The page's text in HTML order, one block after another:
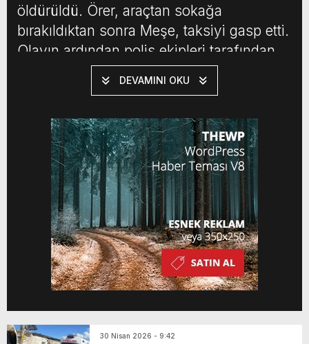
öldürüldü. Örer, araçtan sokağa
bırakıldıktan sonra Meşe, taksiyi gasp etti.
Olayın ardından polis ekipleri tarafından
yakalanan Meşe, sevk edildiği adliyede
DEVAMINI OKU
30 Nisan 2026 - 9:42